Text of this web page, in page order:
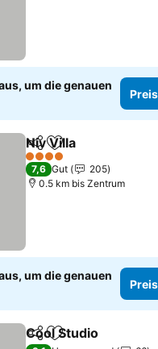
um die genauen
TeilenZu Favoriten
Niv Villa
4 Sterne
7,6 Gut
205
0.5 km bis Zentrum
um die genauen
TeilenZu Favoriten
Cool Studio